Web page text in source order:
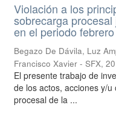
Violación a los
sobrecarga
en el periodo
Begazo De Dávila, Luz
Francisco Xavier - SFX,
El presente trabajo de
de los actos, acciones y/
procesal de la ...